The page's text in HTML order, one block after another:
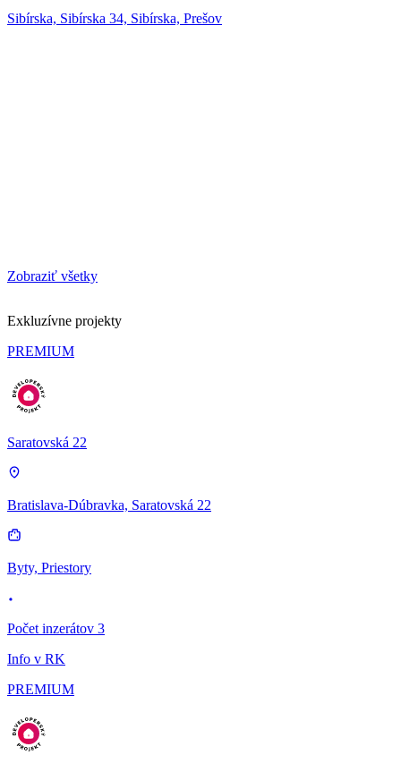
Sibírska, Sibírska 34, Sibírska, Prešov
Zobraziť všetky
Exkluzívne projekty
PREMIUM
Saratovská 22
Bratislava-Dúbravka, Saratovská 22
Byty, Priestory
Počet inzerátov 3
Info v RK
PREMIUM